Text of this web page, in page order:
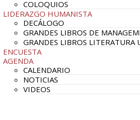
COLOQUIOS
LIDERAZGO HUMANISTA
DECÁLOGO
GRANDES LIBROS DE
GRANDES LIBROS LITERATURA
ENCUESTA
AGENDA
CALENDARIO
NOTICIAS
VIDEOS